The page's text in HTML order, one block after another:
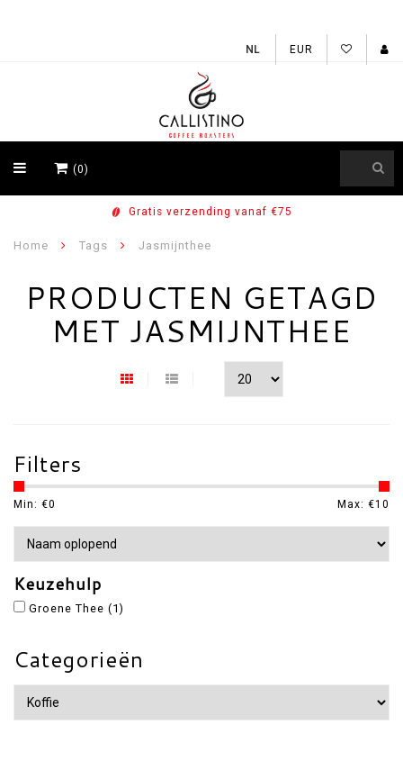
EUR
(0)
Gratis verzending vanaf €75
Home Tags Jasmijnthee
PRODUCTEN GETAGD
MET JASMIJNTHEE
Filters
Min: €0 Max: €10
Keuzehulp
Groene Thee (1)
Categorieën